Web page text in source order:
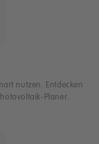
nutzen. Entdecken
Planer.